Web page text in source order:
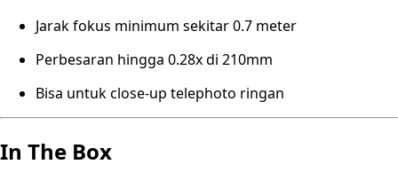
Jarak fokus minimum sekitar 0.7 meter
Perbesaran hingga 0.28x di 210mm
Bisa untuk close-up telephoto ringan
In The Box